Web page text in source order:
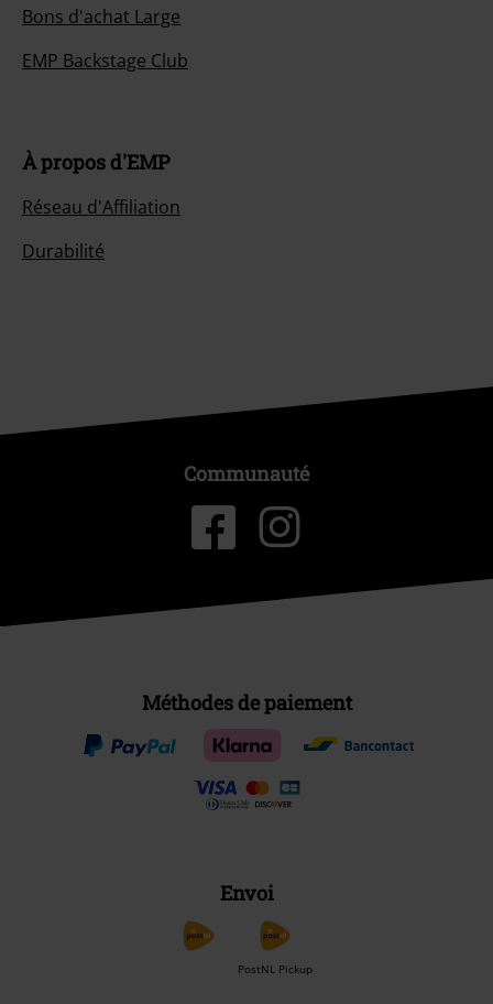
Bons d'achat Large
EMP Backstage Club
À propos d'EMP
Réseau d'Affiliation
Durabilité
Communauté
Méthodes de paiement
Envoi
PostNL Pickup